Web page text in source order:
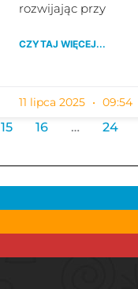
rozwijając przy
CZYTAJ WIĘCEJ...
11 lipca 2025 09:54
15 16 … 24